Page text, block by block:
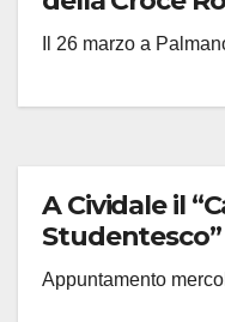
Il 26 marzo a
A Cividale il
Studentesco”
Appuntamento